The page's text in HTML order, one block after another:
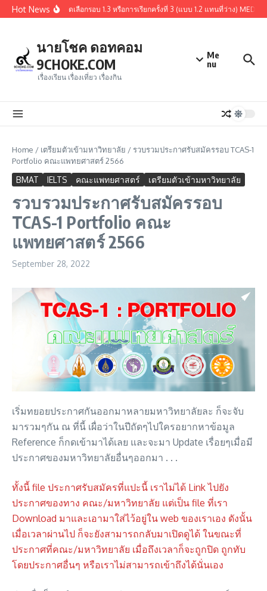
Skip to content
Hot News
สรุปผู้ผ่านการคัดเลือกรอบ 1.3 หรือการเรียกครั้งที่ 3 (แบบ 1.2 แทนที่ว่าง) MEDCMU
นายโชค ดอทคอม
9CHOKE.COM
เรื่องเรียน เรื่องเที่ยว เรื่องกิน
Me
nu
Home / เตรียมตัวเข้ามหาวิทยาลัย /รวบรวมประกาศรับสมัครรอบ TCAS-1
Portfolio คณะแพทยศาสตร์ 2566
BMAT IELTS คณะแพทยศาสตร์ เตรียมตัวเข้ามหาวิทยาลัย
รวบรวมประกาศรับสมัครรอบ
TCAS-1 Portfolio คณะ
แพทยศาสตร์ 2566
September 28, 2022
เริ่มทยอยประกาศกันออกมาหลายมหาวิทยาลัยละ ก็จะจับ
มารวมๆกัน ณ ที่นี้ เผื่อว่าในปีถัดๆไปใครอยากหาข้อมูล
Reference ก็กดเข้ามาได้เลย และจะมา Update เรื่อยๆเมื่อมี
ประกาศของมหาวิทยาลัยอื่นๆออกมา . . .
ทั้งนี้ file ประกาศรับสมัครที่แปะนี้ เราไม่ได้ Link ไปยัง
ประกาศของทาง คณะ/มหาวิทยาลัย แต่เป็น file ที่เรา
Download มาและเอามาใส่ไว้อยู่ใน web ของเราเอง ดังนั้น
เมื่อเวลาผ่านไป ก็จะยังสามารถกลับมาเปิดดูได้ ในขณะที่
ประกาศที่คณะ/มหาวิทยาลัย เมื่อถึงเวลาก็จะถูกปิด ถูกทับ
โดยประกาศอื่นๆ หรือเราไม่สามารถเข้าถึงได้นั่นเอง